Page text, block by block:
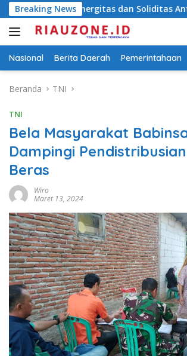
Langsung
ke
konten
Breaking News
Sinergitas dan Soliditas Antarinstansi
Nasional Berita Daerah Pemerintahaan
Beranda TNI
TNI
Bela Masyarakat
Dampingi
Beras
Wiro
Maret 13, 2024